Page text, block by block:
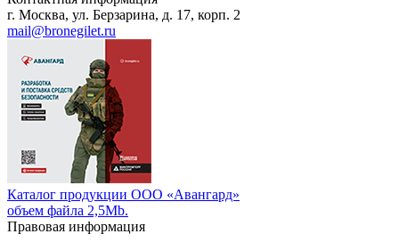
г. Москва, ул. Берзарина, д. 17, корп. 2
mail@bronegilet.ru
Каталог продукции ООО «Авангард»
объем файла 2,5Mb.
Правовая информация